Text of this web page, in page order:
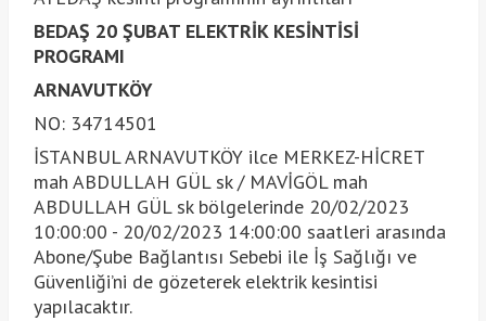
BEDAŞ 20 ŞUBAT ELEKTRİK KESİNTİSİ
PROGRAMI
ARNAVUTKÖY
NO: 34714501
İSTANBUL ARNAVUTKÖY ilce MERKEZ-HİCRET
mah ABDULLAH GÜL sk / MAVİGÖL mah
ABDULLAH GÜL sk bölgelerinde 20/02/2023
10:00:00 - 20/02/2023 14:00:00 saatleri arasında
Abone/Şube Bağlantısı Sebebi ile İş Sağlığı ve
Güvenliği’ni de gözeterek elektrik kesintisi
yapılacaktır.